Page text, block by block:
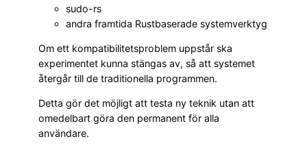
sudo-rs
andra framtida Rustbaserade systemverktyg
Om ett kompatibilitetsproblem uppstår ska
experimentet kunna stängas av, så att systemet
återgår till de traditionella programmen.
Detta gör det möjligt att testa ny teknik utan att
omedelbart göra den permanent för alla
användare.